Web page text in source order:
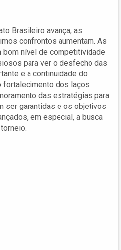
Brasileiro avança, as
confrontos aumentam. As
bom nível de competitividade
para ver o desfecho das
é a continuidade do
fortalecimento dos laços
das estratégias para
ser garantidas e os objetivos
em especial, a busca